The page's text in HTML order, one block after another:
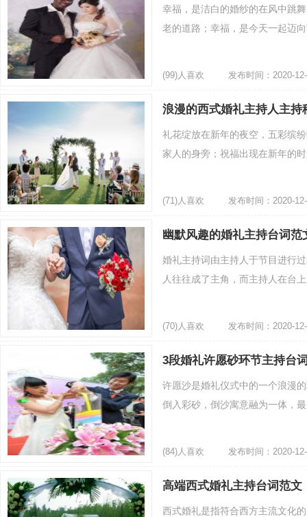
幸福，是洁白的婚纱的在风中跳
老的道路；幸福，是今天一起迈
(99)人喜欢 发布时间：2020-
浪漫的西式婚礼主持人主持
礼花绽放在新年的夜空，五彩缤
家人的身旁；祝福出现在新年的
(71)人喜欢 发布时间：2020-
幽默风趣的婚礼主持台词范
婚礼主持词由主持人于节目进行
人往往成了主角，而主持人在台
(70)人喜欢 发布时间：2020-
3段婚礼许愿砂环节主持台
许愿沙是婚礼仪式中的一个浪漫
倒入彩砂，倒沙寓意融为一体，
(84)人喜欢 发布时间：2020-
高端西式婚礼主持台词范文
西式婚礼是指符合西方主流文化